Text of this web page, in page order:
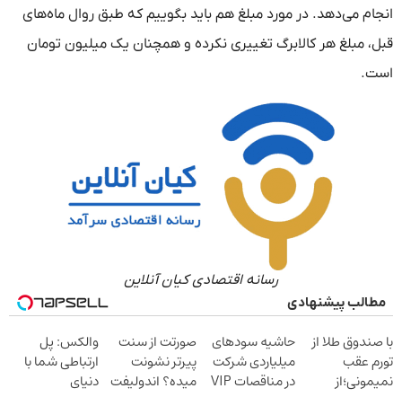
انجام می‌دهد. در مورد مبلغ هم باید بگوییم که طبق روال ماه‌های
قبل، مبلغ هر کالابرگ تغییری نکرده و همچنان یک میلیون تومان
است.
رسانه اقتصادی کیان آنلاین
مطالب پیشنهادی
با صندوق طلا از
تورم عقب
نمیمونی؛از
حاشیه سودهای
میلیاردی شرکت
در مناقصات VIP
صورتت از سنت
پیرتر نشونت
میده؟ اندولیفت
والکس: پل
ارتباطی شما با
دنیای